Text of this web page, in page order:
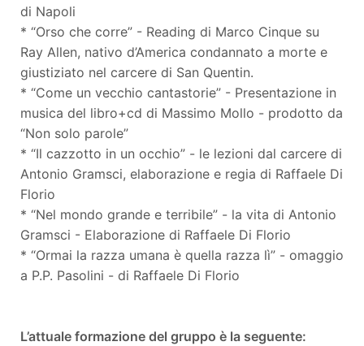
di Napoli
* “Orso che corre” - Reading di Marco Cinque su
Ray Allen, nativo d’America condannato a morte e
giustiziato nel carcere di San Quentin.
* “Come un vecchio cantastorie” - Presentazione in
musica del libro+cd di Massimo Mollo - prodotto da
“Non solo parole”
* “Il cazzotto in un occhio” - le lezioni dal carcere di
Antonio Gramsci, elaborazione e regia di Raffaele Di
Florio
* “Nel mondo grande e terribile” - la vita di Antonio
Gramsci - Elaborazione di Raffaele Di Florio
* “Ormai la razza umana è quella razza lì” - omaggio
a P.P. Pasolini - di Raffaele Di Florio
L’attuale formazione del gruppo è la seguente: